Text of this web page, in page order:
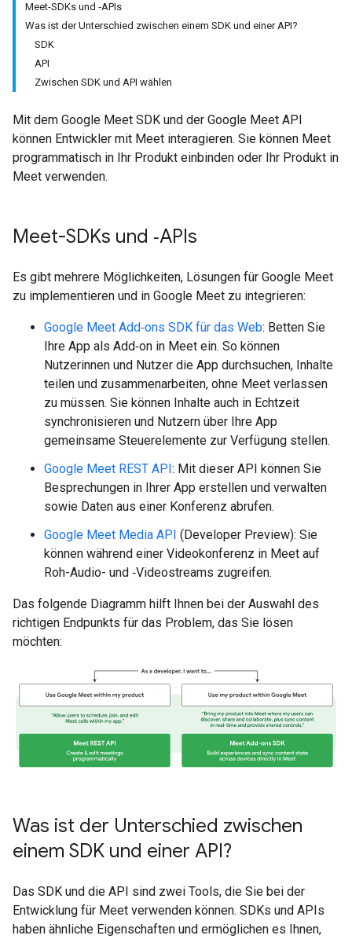
Meet-SDKs und ‑APIs
Was ist der Unterschied zwischen einem SDK und einer API?
SDK
API
Zwischen SDK und API wählen
Mit dem Google Meet SDK und der Google Meet API
können Entwickler mit Meet interagieren. Sie können Meet
programmatisch in Ihr Produkt einbinden oder Ihr Produkt in
Meet verwenden.
Meet-SDKs und ‑APIs
Es gibt mehrere Möglichkeiten, Lösungen für Google Meet
zu implementieren und in Google Meet zu integrieren:
Google Meet Add‑ons SDK für das Web: Betten Sie
Ihre App als Add‑on in Meet ein. So können
Nutzerinnen und Nutzer die App durchsuchen, Inhalte
teilen und zusammenarbeiten, ohne Meet verlassen
zu müssen. Sie können Inhalte auch in Echtzeit
synchronisieren und Nutzern über Ihre App
gemeinsame Steuerelemente zur Verfügung stellen.
Google Meet REST API: Mit dieser API können Sie
Besprechungen in Ihrer App erstellen und verwalten
sowie Daten aus einer Konferenz abrufen.
Google Meet Media API (Developer Preview): Sie
können während einer Videokonferenz in Meet auf
Roh-Audio- und ‑Videostreams zugreifen.
Das folgende Diagramm hilft Ihnen bei der Auswahl des
richtigen Endpunkts für das Problem, das Sie lösen
möchten:
Was ist der Unterschied zwischen
einem SDK und einer API?
Das SDK und die API sind zwei Tools, die Sie bei der
Entwicklung für Meet verwenden können. SDKs und APIs
haben ähnliche Eigenschaften und ermöglichen es Ihnen,